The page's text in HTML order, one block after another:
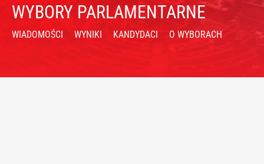
WYBORY PARLAMENTARNE
WIADOMOŚCI WYNIKI KANDYDACI O WYBORACH